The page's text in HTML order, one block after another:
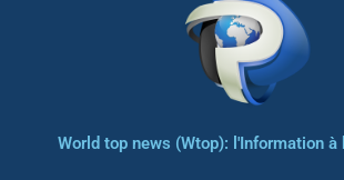
World top news (Wtop): l'Information à